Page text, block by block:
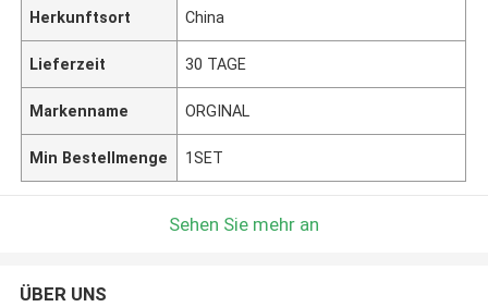
Herkunftsort China
Lieferzeit 30 TAGE
Markenname ORGINAL
Min Bestellmenge 1SET
Sehen Sie mehr an
ÜBER UNS